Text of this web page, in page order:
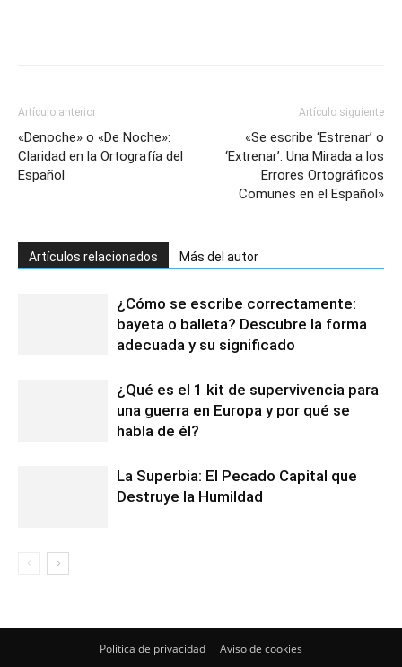
Artículo anterior
«Denoche» o «De Noche»:
Claridad en la Ortografía del
Español
Artículo siguiente
«Se escribe ‘Estrenar’ o
‘Extrenar’: Una Mirada a los
Errores Ortográficos
Comunes en el Español»
Artículos relacionados Más del autor
¿Cómo se escribe correctamente:
bayeta o balleta? Descubre la forma
adecuada y su significado
¿Qué es el 1 kit de supervivencia para
una guerra en Europa y por qué se
habla de él?
La Superbia: El Pecado Capital que
Destruye la Humildad
Politica de privacidad Aviso de cookies